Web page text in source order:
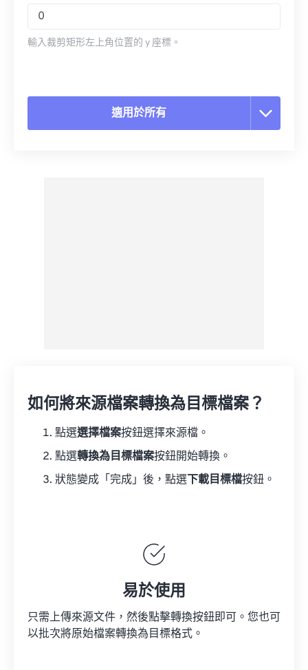
輸入裁剪矩形左上角位置的 y 座標。
適用於所有
如何將來源檔案轉換為目標檔案？
點選選擇檔案按鈕選擇來源檔。
點選轉換為目標檔案按鈕開始轉換。
狀態變成「完成」後，點選 下載目標檔按鈕。
易於使用
只需上傳來源文件，然後點擊轉換按鈕即可。您也可
以批次將原始檔案轉換為目標格式。